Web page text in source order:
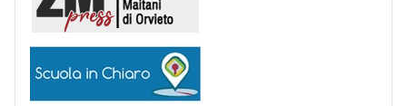
Scuola in chiaro